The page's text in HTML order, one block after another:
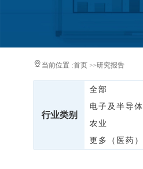
当前位置 :首页>>研究报告
行业类别
全部
电子及半导体
农业
更多（医药）